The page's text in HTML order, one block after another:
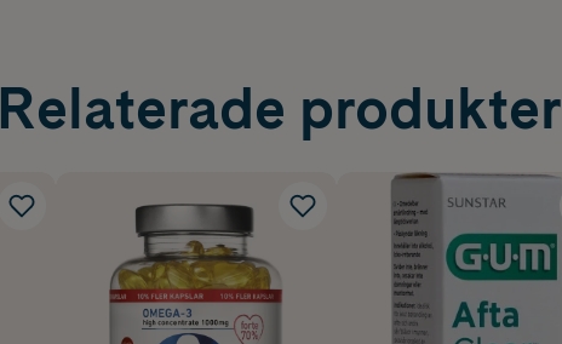
Relaterade produkter